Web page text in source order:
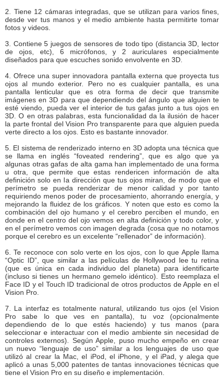
2. Tiene 12 cámaras integradas, que se utilizan para varios fines,
desde ver tus manos y el medio ambiente hasta permitirte tomar
fotos y videos.
3. Contiene 5 juegos de sensores de todo tipo (distancia 3D, lector
de ojos, etc), 6 micrófonos, y 2 auriculares especialmente
diseñados para que escuches sonido envolvente en 3D.
4. Ofrece una super innovadora pantalla externa que proyecta tus
ojos al mundo exterior. Pero no es cualquier pantalla, es una
pantalla lenticular que es otra forma de decir que transmite
imágenes en 3D para que dependiendo del ángulo que alguien te
esté viendo, pueda ver el interior de tus gafas junto a tus ojos en
3D. O en otras palabras, esta funcionalidad da la ilusión de hacer
la parte frontal del Vision Pro transparente para que alguien pueda
verte directo a los ojos. Esto es bastante innovador.
5. El sistema de renderizado interno en 3D adopta una técnica que
se llama en inglés “foveated rendering”, que es algo que ya
algunas otras gafas de alta gama han implementado de una forma
u otra, que permite que estas rendericen información de alta
definición solo en la dirección que tus ojos miran, de modo que el
perímetro se pueda renderizar de menor calidad y por tanto
requiriendo menos poder de procesamiento, ahorrando energía, y
mejorando la fluidez de los gráficos. Y noten que esto es como la
combinación del ojo humano y el cerebro perciben el mundo, en
donde en el centro del ojo vemos en alta definición y todo color, y
en el perímetro vemos con imagen degrada (cosa que no notamos
porque el cerebro es un excelente “rellenador” de información).
6. Te reconoce con solo verte en los ojos, con lo que Apple llama
“Optic ID”, que similar a las películas de Hollywood lee tu retina
(que es única en cada individuo del planeta) para identificarte
(incluso si tienes un hermano gemelo idéntico). Esto reemplaza el
Face ID y el Touch ID tradicional de otros productos de Apple en el
Vision Pro.
7. La interfaz es totalmente natural, utilizando tus ojos (el Vision
Pro sabe lo que ves en pantalla), tu voz (opcionalmente
dependiendo de lo que estés haciendo) y tus manos (para
seleccionar e interactuar con el medio ambiente sin necesidad de
controles externos). Según Apple, puso mucho empeño en crear
un nuevo “lenguaje de uso” similar a los lenguajes de uso que
utilizó al crear la Mac, el iPod, el iPhone, y el iPad, y alega que
aplicó a unas 5,000 patentes de tantas innovaciones técnicas que
tiene el Vision Pro en su diseño e implementación.